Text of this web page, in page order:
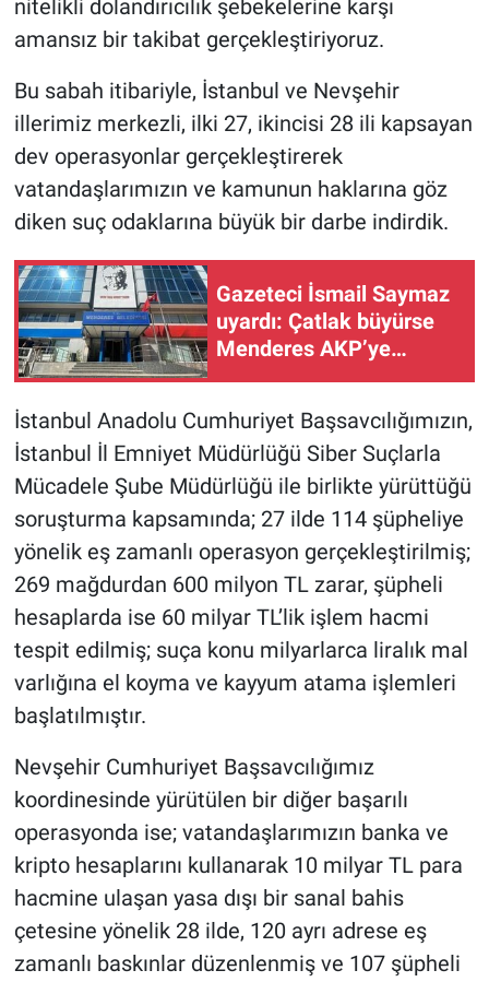
nitelikli dolandırıcılık şebekelerine karşı
amansız bir takibat gerçekleştiriyoruz.
Bu sabah itibariyle, İstanbul ve Nevşehir
illerimiz merkezli, ilki 27, ikincisi 28 ili kapsayan
dev operasyonlar gerçekleştirerek
vatandaşlarımızın ve kamunun haklarına göz
diken suç odaklarına büyük bir darbe indirdik.
Gazeteci İsmail Saymaz
uyardı: Çatlak büyürse
Menderes AKP’ye
İstanbul Anadolu Cumhuriyet Başsavcılığımızın,
İstanbul İl Emniyet Müdürlüğü Siber Suçlarla
Mücadele Şube Müdürlüğü ile birlikte yürüttüğü
soruşturma kapsamında; 27 ilde 114 şüpheliye
yönelik eş zamanlı operasyon gerçekleştirilmiş;
269 mağdurdan 600 milyon TL zarar, şüpheli
hesaplarda ise 60 milyar TL’lik işlem hacmi
tespit edilmiş; suça konu milyarlarca liralık mal
varlığına el koyma ve kayyum atama işlemleri
başlatılmıştır.
Nevşehir Cumhuriyet Başsavcılığımız
koordinesinde yürütülen bir diğer başarılı
operasyonda ise; vatandaşlarımızın banka ve
kripto hesaplarını kullanarak 10 milyar TL para
hacmine ulaşan yasa dışı bir sanal bahis
çetesine yönelik 28 ilde, 120 ayrı adrese eş
zamanlı baskınlar düzenlenmiş ve 107 şüpheli